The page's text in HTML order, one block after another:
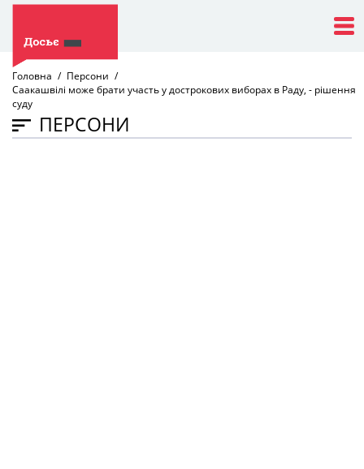
Головна
Персони
Саакашвілі може брати участь у дострокових виборах в Раду, - рішення
суду
ПЕРСОНИ